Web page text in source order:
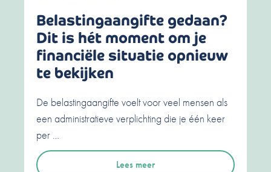
Belastingaangifte gedaan?
Dit is hét moment om je
financiële situatie opnieuw
te bekijken
De belastingaangifte voelt voor veel mensen als
een administratieve verplichting die je één keer
per …
Lees meer